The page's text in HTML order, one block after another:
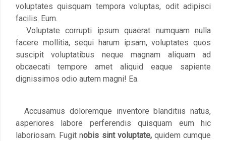
voluptates quisquam tempora voluptas, odit adipisci
facilis. Eum.
Voluptate corrupti ipsum quaerat numquam nulla
facere mollitia, sequi harum ipsam, voluptates quos
suscipit voluptatibus neque magnam aliquam ad
obcaecati tempore amet aliquid eaque sapiente
dignissimos odio autem magni! Ea.
Accusamus doloremque inventore blanditiis natus,
asperiores labore perferendis quisquam eum hic
laboriosam. Fugit nobis sint voluptate, quidem cumque